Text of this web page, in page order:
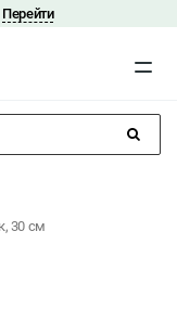
Перейти
30 см